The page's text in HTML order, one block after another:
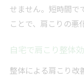
せません。短時間で
ことで、肩こりの悪
自宅で肩こり整体
整体による肩こり改